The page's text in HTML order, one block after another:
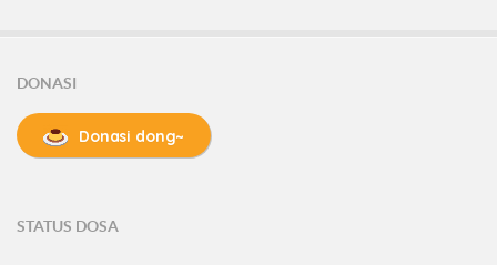
DONASI
Donasi dong~
STATUS DOSA